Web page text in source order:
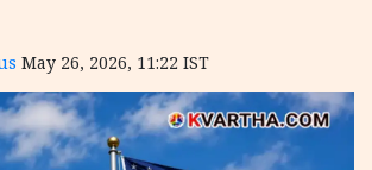
May 26, 2026, 11:22 IST